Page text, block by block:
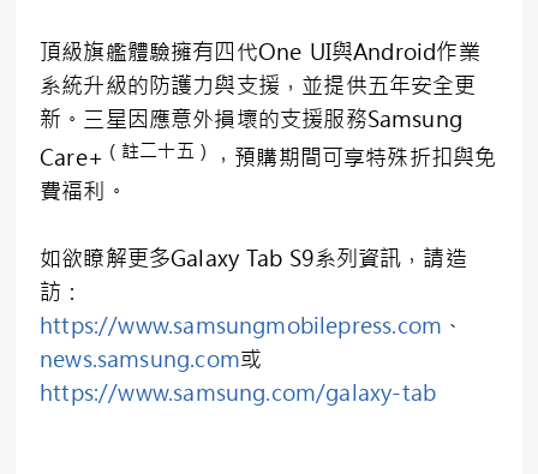
頂級旗艦體驗擁有四代One UI與Android作業
系統升級的防護力與支援，並提供五年安全更
新。三星因應意外損壞的支援服務Samsung
Care+ （註二十五）
，預購期間可享特殊折扣與免
費福利。
如欲瞭解更多Galaxy Tab S9系列資訊，請造
訪：
https://www.samsungmobilepress.com 、
news.samsung.com或
https://www.samsung.com/galaxy-tab